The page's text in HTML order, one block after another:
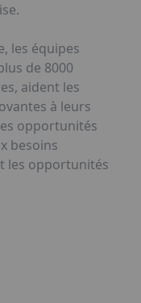
les équipes
de 8000
aident les
à leurs
opportunités
besoins
les opportunités